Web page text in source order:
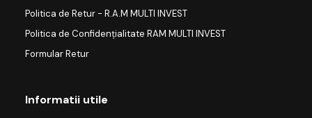
Politica de Retur - R.A.M MULTI INVEST
Politica de Confidențialitate RAM MULTI INVEST
Formular Retur
Informatii utile